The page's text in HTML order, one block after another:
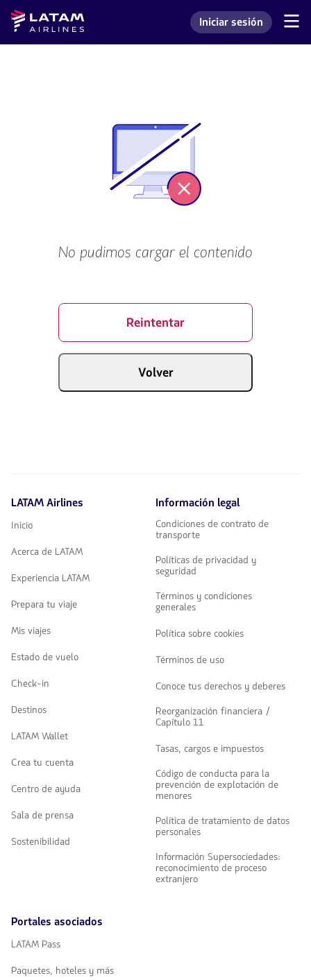
Saltar
menú.
Saltar al
contenido
principal.
Navegación
Latam
Airlines
Ingresar a mi cuenta
Iniciar sesión
No pudimos cargar el contenido
Reintentar
Volver
LATAM Airlines
Inicio
Acerca de LATAM
Experiencia LATAM
Prepara tu viaje
Mis viajes
Estado de vuelo
Check-in
Destinos
LATAM Wallet
Crea tu cuenta
Centro de ayuda
Sala de prensa
Sostenibilidad
Información legal
Condiciones de contrato de
transporte
Políticas de privacidad y
seguridad
Términos y condiciones
generales
Política sobre cookies
Términos de uso
Conoce tus derechos y deberes
Reorganización financiera /
Capítulo 11
Tasas, cargos e impuestos
Código de conducta para la
prevención de explotación de
menores
Política de tratamiento de datos
personales
Información Supersociedades:
reconocimiento de proceso
extranjero
Portales asociados
LATAM Pass
Paquetes, hoteles y más